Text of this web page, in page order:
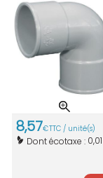
8,57€TTC / unité(s)
Dont écotaxe : 0,01